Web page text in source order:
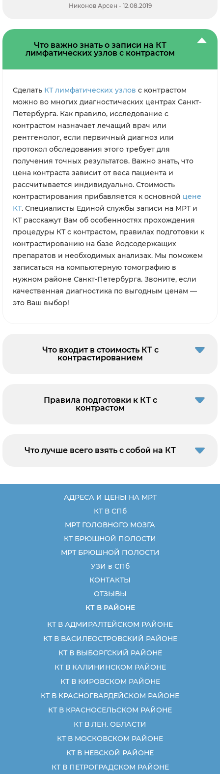
Никонов Арсен - 12.08.2019
Что важно знать о записи на КТ
лимфатических узлов с контрастом
Сделать КТ лимфатических узлов с контрастом
можно во многих диагностических центрах Санкт-
Петербурга. Как правило, исследование с
контрастом назначает лечащий врач или
рентгенолог, если первичный диагноз или
протокол обследования этого требует для
получения точных результатов. Важно знать, что
цена контраста зависит от веса пациента и
рассчитывается индивидуально. Стоимость
контрастирования прибавляется к основной цене
КТ. Специалисты Единой службы записи на МРТ и
КТ расскажут Вам об особенностях прохождения
процедуры КТ с контрастом, правилах подготовки к
контрастированию на базе йодсодержащих
препаратов и необходимых анализах. Мы поможем
записаться на компьютерную томографию в
нужном районе Санкт-Петербурга. Звоните, если
качественная диагностика по выгодным ценам —
это Ваш выбор!
Что входит в стоимость КТ с
контрастированием
Правила подготовки к КТ с
контрастом
Что лучше всего взять с собой на КТ
АДРЕСА И ЦЕНЫ НА МРТ
КТ В СПб
МРТ ГОЛОВНОГО МОЗГА
КТ БРЮШНОЙ ПОЛОСТИ
МРТ БРЮШНОЙ ПОЛОСТИ
УЗИ в СПб
КОНТАКТЫ
ОТЗЫВЫ
КТ В РАЙОНЕ
КТ В АДМИРАЛТЕЙСКОМ РАЙОНЕ
КТ В ВАСИЛЕОСТРОВСКИЙ РАЙОНЕ
КТ В ВЫБОРГСКИЙ РАЙОНЕ
КТ В КАЛИНИНСКОМ РАЙОНЕ
КТ В КИРОВСКОМ РАЙОНЕ
КТ В КРАСНОГВАРДЕЙСКОМ РАЙОНЕ
КТ В КРАСНОСЕЛЬСКОМ РАЙОНЕ
КТ В ЛЕН. ОБЛАСТИ
КТ В МОСКОВСКОМ РАЙОНЕ
КТ В НЕВСКОЙ РАЙОНЕ
КТ В ПЕТРОГРАДСКОМ РАЙОНЕ